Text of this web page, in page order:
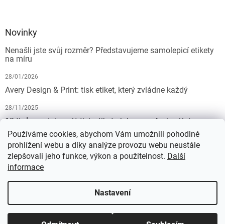
Používáme cookies, abychom Vám umožnili pohodlné
prohlížení webu a díky analýze provozu webu neustále
zlepšovali jeho funkce, výkon a použitelnost. Další
informace
Nastavení
Novinky
Nenašli jste svůj rozměr? Představujeme samolepicí etikety
na míru
28/01/2026
Avery Design & Print: tisk etiket, který zvládne každý
28/11/2025
10 tipů pro dokonalý tisk etiket: Jak na profesionální
výsledek bez starostí
19/07/2025
KALEDA, a.s. | etikety-stitky.cz